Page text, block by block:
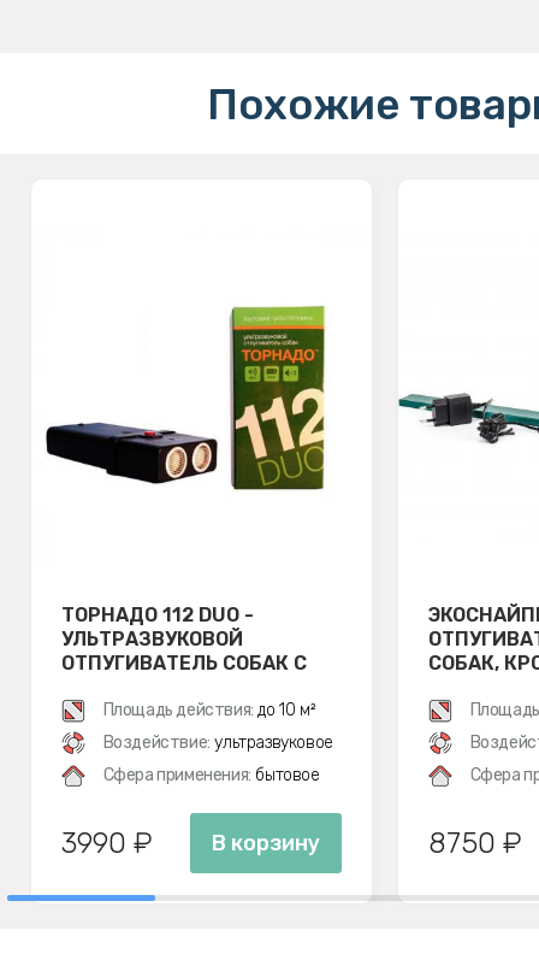
Похожие
ТОРНАДО 112 DUO -
УЛЬТРАЗВУКОВОЙ
ОТПУГИВАТЕЛЬ СОБАК С
Площадь действия: до 10 м²
Воздействие: ультразвуковое
Сфера применения: бытовое
3990 ₽ В корзину
СОБАК,
Сфера
8750 ₽